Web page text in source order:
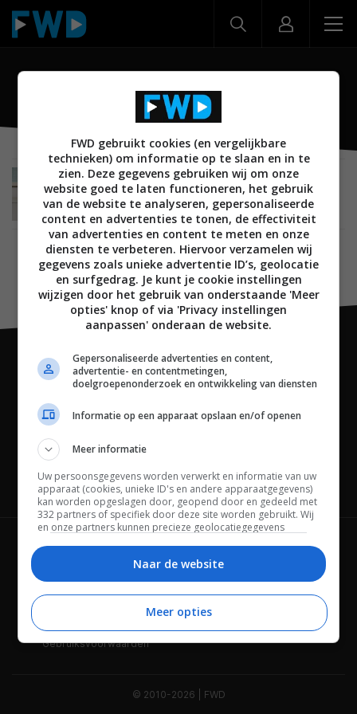
Braun
AUDIO 06 SEPTEMBER 2019
Braun Audio blaast klassieke LE speakers nieuw
leven in
Channels
Wie is FWD Privacybeleid
Adverteren Contact
Gebruiksvoorwaarden
© 2010-2026 | FWD
FWD gebruikt cookies (en vergelijkbare
technieken) om informatie op te slaan en in te
zien. Deze gegevens gebruiken wij om onze
website goed te laten functioneren, het gebruik
van de website te analyseren, gepersonaliseerde
content en advertenties te tonen, de effectiviteit
van advertenties en content te meten en onze
diensten te verbeteren. Hiervoor verzamelen wij
gegevens zoals unieke advertentie ID’s, geolocatie
en surfgedrag. Je kunt je cookie instellingen
wijzigen door het gebruik van onderstaande 'Meer
opties' knop of via 'Privacy instellingen
aanpassen' onderaan de website.
Gepersonaliseerde advertenties en content,
advertentie- en contentmetingen,
doelgroepenonderzoek en ontwikkeling van diensten
Informatie op een apparaat opslaan en/of openen
Meer informatie
Uw persoonsgegevens worden verwerkt en informatie van uw
apparaat (cookies, unieke ID's en andere apparaatgegevens)
kan worden opgeslagen door, geopend door en gedeeld met
332 partners of specifiek door deze site worden gebruikt. Wij
en onze partners kunnen precieze geolocatiegegevens
Bepaalde leveranciers kunnen uw persoonsgegevens
beheren. Zoek onderaan deze pagina of in het sitemenu naar
een link om uw toestemming te beheren of in te trekken via de
privacy- en cookie-instellingen.
Naar de website
Meer opties